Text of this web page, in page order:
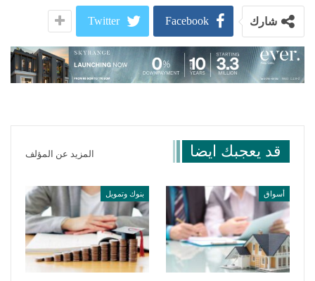
شارك Facebook
Twitter
قد يعجبك ايضا المزيد عن المؤلف
أسواق بنوك وتمويل